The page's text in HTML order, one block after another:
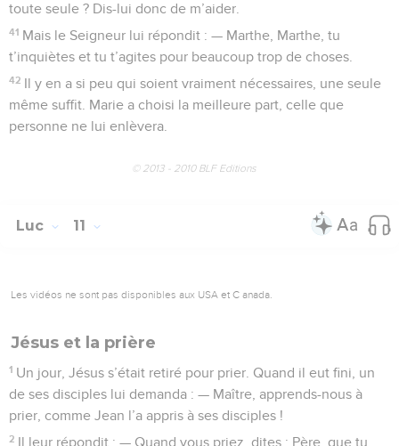
toute seule ? Dis-lui donc de m’aider.
41 Mais le Seigneur lui répondit : — Marthe, Marthe, tu
t’inquiètes et tu t’agites pour beaucoup trop de choses.
42 Il y en a si peu qui soient vraiment nécessaires, une seule
même suffit. Marie a choisi la meilleure part, celle que
personne ne lui enlèvera.
© 2013 - 2010 BLF Editions
Luc 11
Les vidéos ne sont pas disponibles aux USA et C anada.
Jésus et la prière
1 Un jour, Jésus s’était retiré pour prier. Quand il eut fini, un
de ses disciples lui demanda : — Maître, apprends-nous à
prier, comme Jean l’a appris à ses disciples !
2 Il leur répondit : — Quand vous priez, dites : Père, que tu